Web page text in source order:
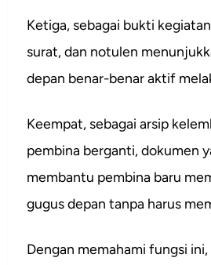
Ketiga, sebagai bukti
surat, dan notulen
depan benar-benar aktif
Keempat, sebagai arsip
pembina berganti, dokumen
membantu pembina baru
gugus depan tanpa harus
Dengan memahami fungsi